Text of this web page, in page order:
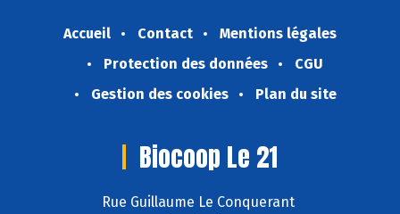
Accueil Contact
Mentions légales
Protection des données
CGU
Gestion des cookies
Plan du site
Biocoop Le 21
Rue Guillaume Le Conquerant